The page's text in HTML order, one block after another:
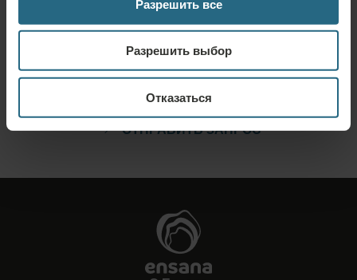
Разрешить все
Разрешить выбор
Отказаться
Запрос
Отправьте нам свой запрос, чтобы мы могли подготовить для вас
наилучшее предложение. Мы будем рады предоставить вам
дополнительную информацию, которую вы не нашли на нашем сайте.
ОТПРАВИТЬ ЗАПРОС